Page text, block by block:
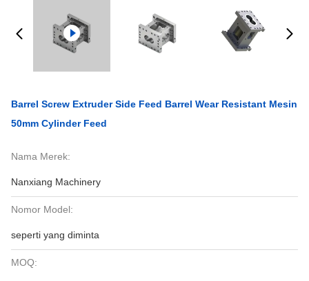
Barrel Screw Extruder Side Feed Barrel Wear Resistant Mesin
50mm Cylinder Feed
Nama Merek:
Nanxiang Machinery
Nomor Model:
seperti yang diminta
MOQ: